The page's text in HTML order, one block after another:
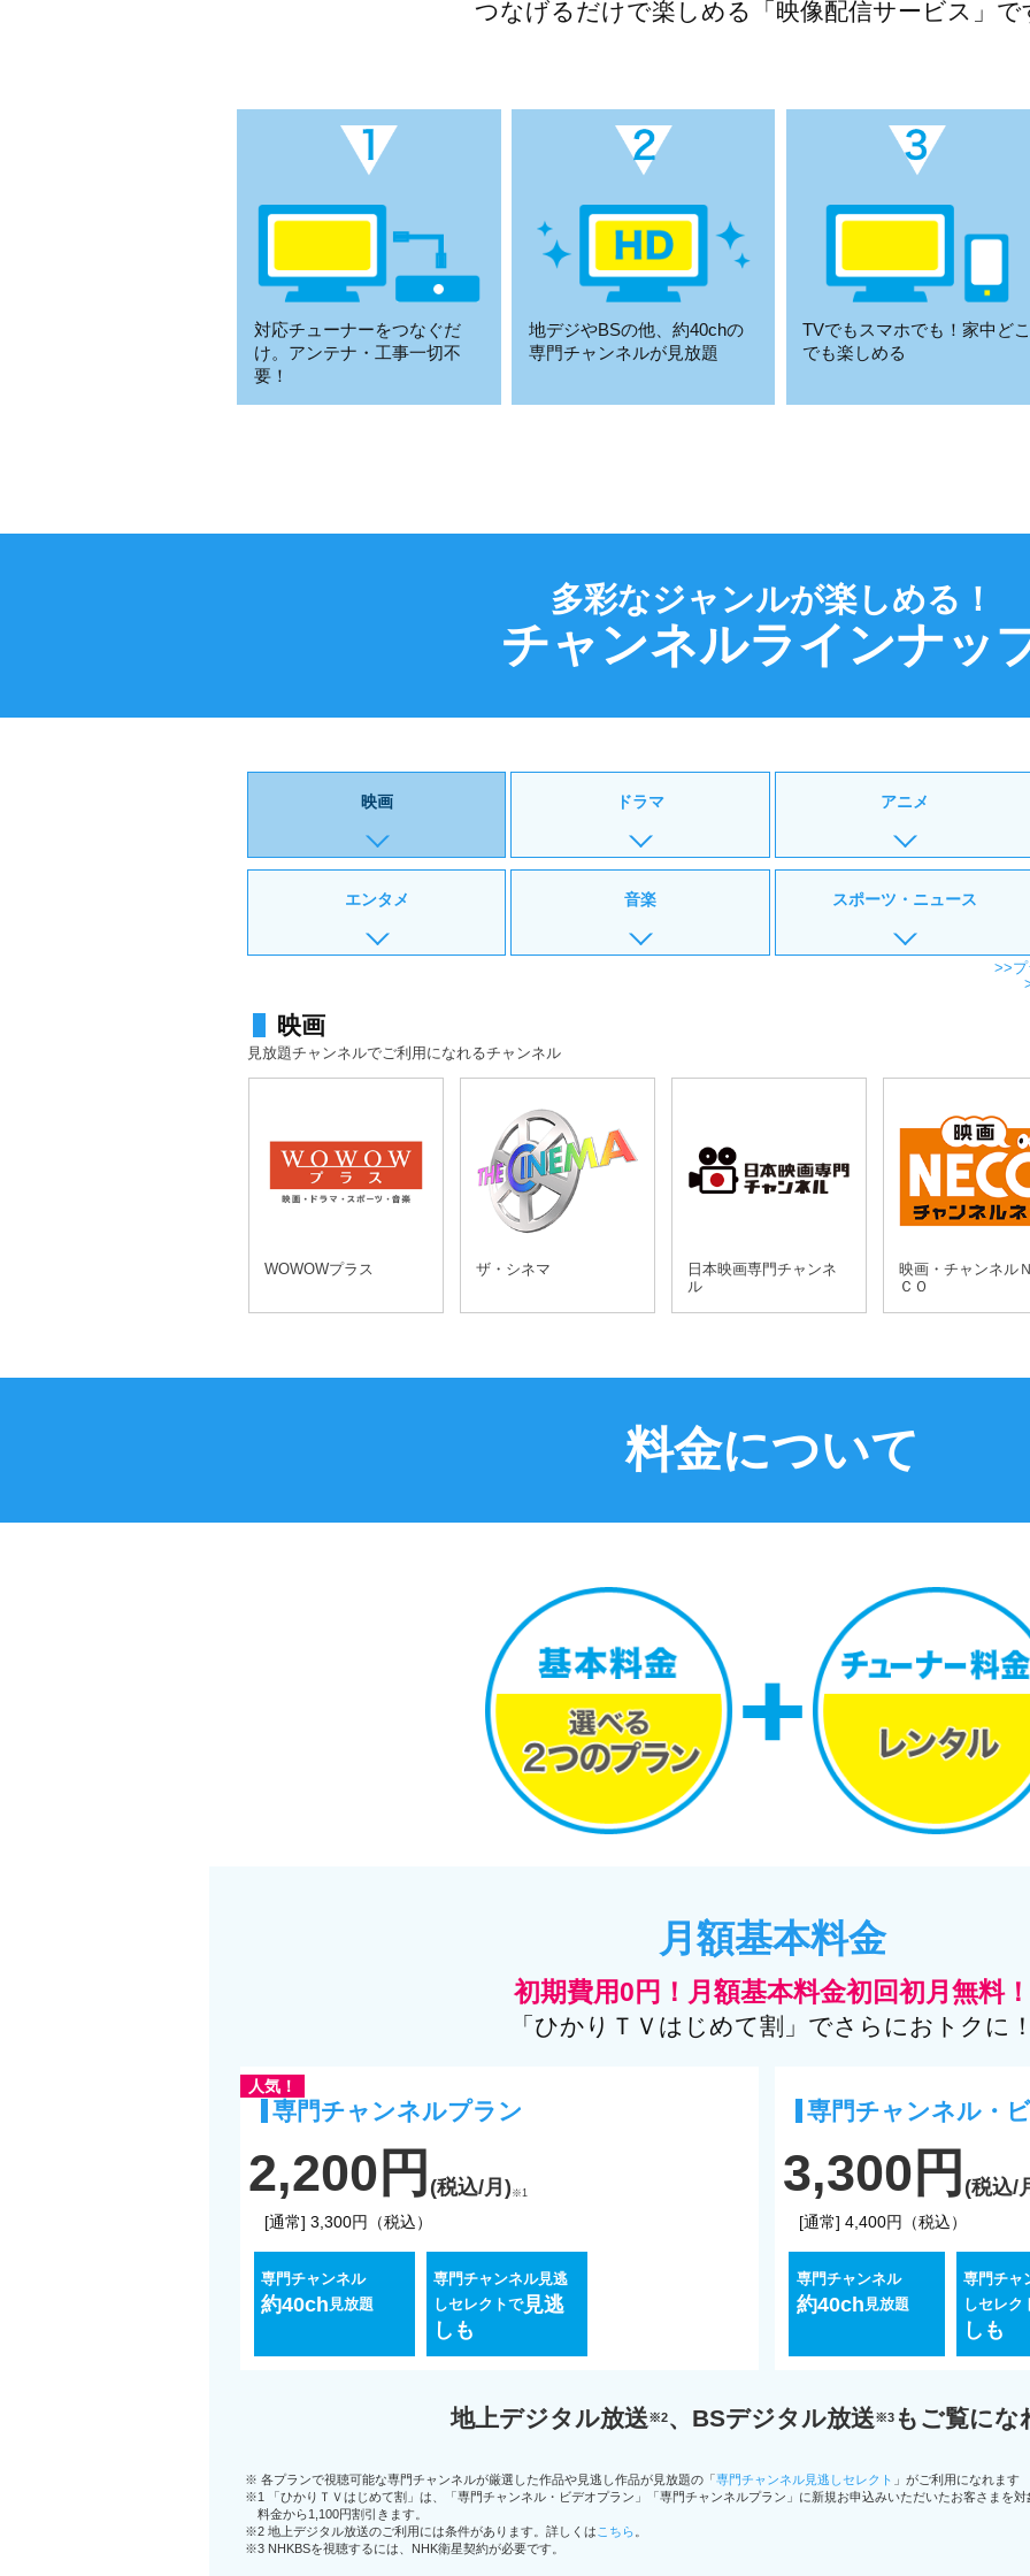
つなげるだけで楽しめる「映像配信サービス」で
対応チューナーをつなぐだ
け。アンテナ・工事一切不
要！
地デジやBSの他、約40chの
専門チャンネルが見放題
TVでもスマホでも！家中ど
でも楽しめる
多彩なジャンルが楽しめる！
チャンネルラインナッ
映画 ドラマ アニメ
エンタメ 音楽 スポーツ・ニュース
>>プ
映画
見放題チャンネルでご利用になれるチャンネル
WOWOWプラス ザ・シネマ
日本映画専門チャンネ
ル
映画・チャンネル
ＣＯ
料金について
月額基本料金
初期費用0円！月額基本料金初回初月無料！
「ひかりＴＶはじめて割」でさらにおトクに
人気！
専門チャンネルプラン
2,200円 (税込/月) ※1
[通常] 3,300円（税込）
専門チャンネル
約40ch見放題
専門チャンネル見逃
しセレクトで見逃
しも
専門チャンネル・
3,300円 (税込/
[通常] 4,400円 （税込）
専門チャンネル
約40ch 見放題
専門チャ
しセレク
しも
地上デジタル放送※2、BSデジタル放送※3もご覧にな
※ 各プランで視聴可能な専門チャンネルが厳選した作品や見逃し作品が見放題の「専門チャンネル見逃しセレクト 」がご利用になれます
※1 「ひかりＴＶはじめて割」は、「専門チャンネル・ビデオプラン」「専門チャンネルプラン」に新規お申込みいただいたお客さまを
料金から1,100円割引きます。
※2 地上デジタル放送のご利用には条件があります。詳しくは こちら
※3 NHKBSを視聴するには、NHK衛星契約が必要です。